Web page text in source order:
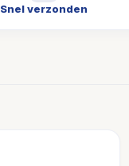
Snel verzonden